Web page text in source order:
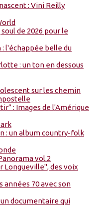
: Vini Reilly
de 2026 pour le
: l'échappée belle du
: un ton en dessous
sur les chemin
: Images de l'Amérique
: un album country-folk
vol.2
Longueville", des voix
années 70 avec son
documentaire qui